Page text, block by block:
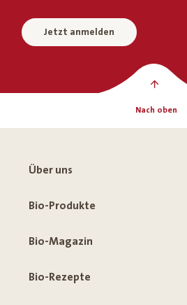
Jetzt anmelden
Nach oben
Über uns
Bio-Produkte
Bio-Magazin
Bio-Rezepte